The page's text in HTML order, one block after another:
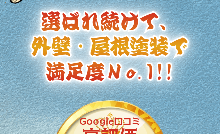
選ばれ続けて、
外壁・屋根塗装で
満足度Ｎｏ.1!!
選ばれ続けて、
外壁・屋根塗装で
満足度Ｎｏ.1!!
Google口コミ